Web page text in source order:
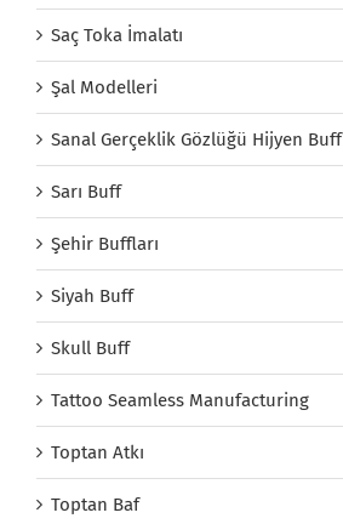
Saç Toka İmalatı
Şal Modelleri
Sanal Gerçeklik Gözlüğü Hijyen Buff
Sarı Buff
Şehir Buffları
Siyah Buff
Skull Buff
Tattoo Seamless Manufacturing
Toptan Atkı
Toptan Baf